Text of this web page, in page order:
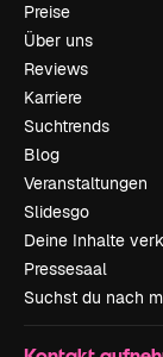
Preise
Über uns
Reviews
Karriere
Suchtrends
Blog
Veranstaltungen
Slidesgo
Deine Inhalte
Pressesaal
Suchst du nach